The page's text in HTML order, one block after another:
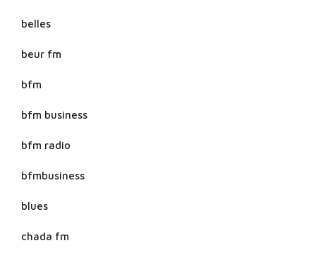
belles
beur fm
bfm
bfm business
bfm radio
bfmbusiness
blues
chada fm